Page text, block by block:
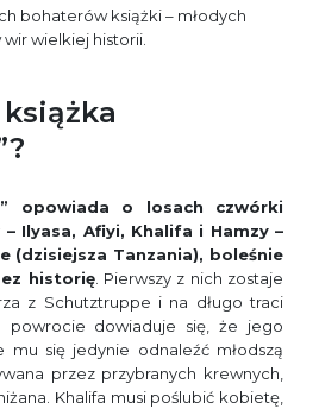
bohaterów książki – młodych
wielkiej historii.
opowiada o losach czwórki
Ilyasa, Afiyi, Khalifa i Hamzy –
(dzisiejsza Tanzania), boleśnie
historię. Pierwszy z nich zostaje
z Schutztruppe i na długo traci
powrocie dowiaduje się, że jego
mu się jedynie odnaleźć młodszą
przez przybranych krewnych,
Khalifa musi poślubić kobietę,